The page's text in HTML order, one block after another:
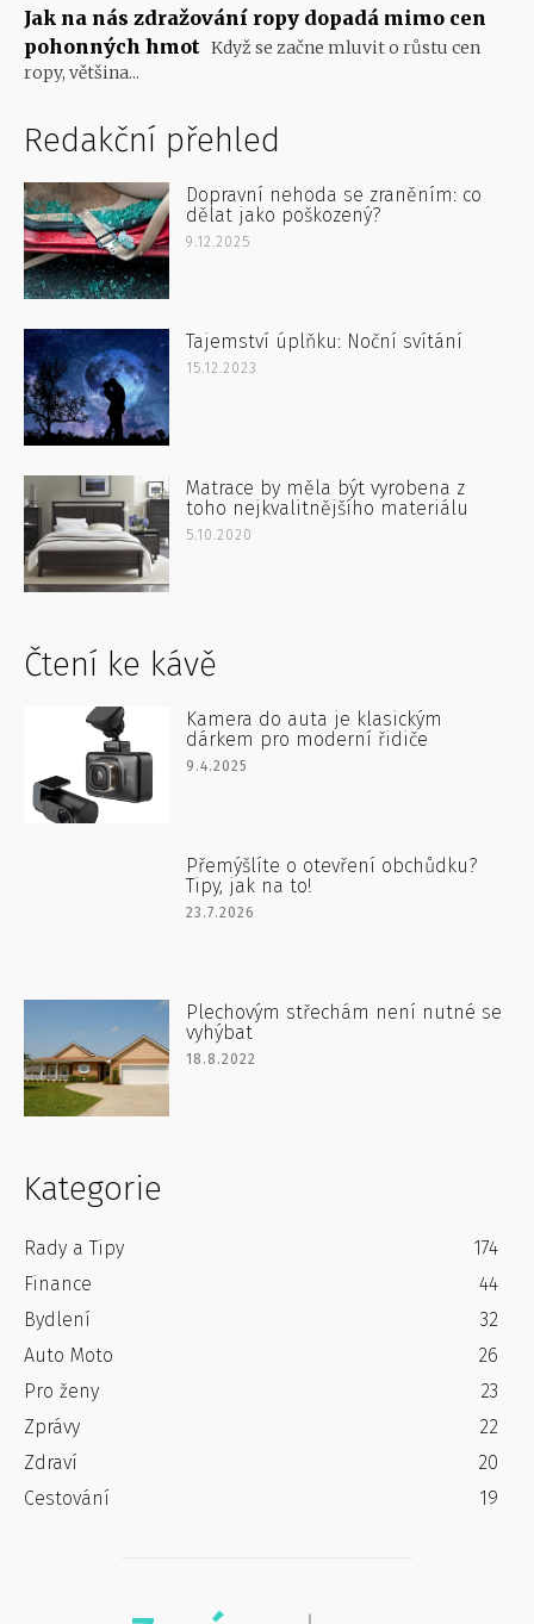
Jak na nás zdražování ropy dopadá mimo cen
pohonných hmot Když se začne mluvit o růstu cen
ropy, většina...
Redakční přehled
Dopravní nehoda se zraněním: co
dělat jako poškozený?
9.12.2025
Tajemství úplňku: Noční svítání
15.12.2023
Matrace by měla být vyrobena z
toho nejkvalitnějšího materiálu
5.10.2020
Čtení ke kávě
Kamera do auta je klasickým
dárkem pro moderní řidiče
9.4.2025
Přemýšlíte o otevření obchůdku?
Tipy, jak na to!
23.7.2026
Plechovým střechám není nutné se
vyhýbat
18.8.2022
Kategorie
Rady a Tipy
174
Finance
44
Bydlení
32
Auto Moto
26
Pro ženy
23
Zprávy
22
Zdraví
20
Cestování
19